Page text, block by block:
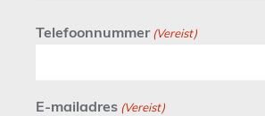
Telefoonnummer (Vereist)
E-mailadres (Vereist)